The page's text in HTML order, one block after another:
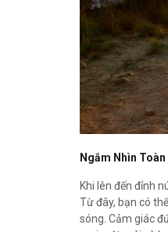
Ngắm Nhìn
Khi lên đến đỉnh
Từ đây, bạn có
sóng. Cảm giác